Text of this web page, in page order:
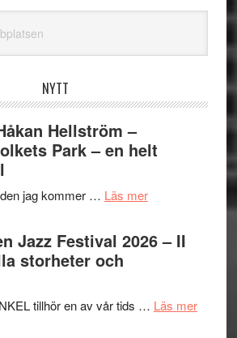
NYTT
Hellström –
Park – en helt
jag kommer … Läs merom
Håkan
Hellström
Folkets
Jazz Festival 2026 – II
storheter och
tillhör en av vår tids … Läs merom